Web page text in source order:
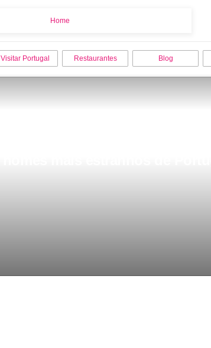
Home
Visitar Portugal Restaurantes Blog